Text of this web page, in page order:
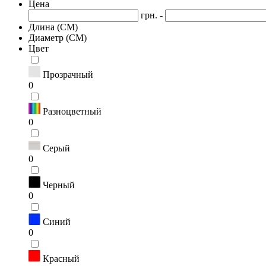
Цена
грн. -
Длина (СМ)
Диаметр (СМ)
Цвет
Прозрачный
0
Разноцветный
0
Серый
0
Черный
0
Синий
0
Красный